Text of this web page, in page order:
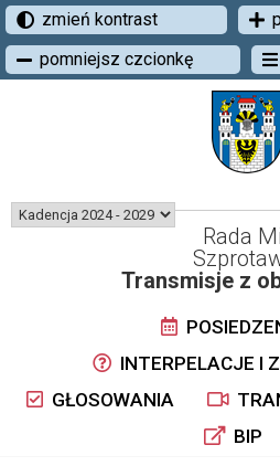
zmień kontrast
pomniejsz czcionkę
Rada
Transmisje z
INTERPELACJE I
GŁOSOWANIA
BIP